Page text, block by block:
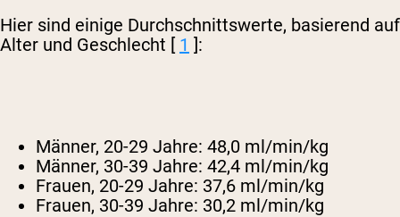
Hier sind einige Durchschnittswerte, basierend auf
Alter und Geschlecht [ 1 ]:
Männer, 20-29 Jahre: 48,0 ml/min/kg
Männer, 30-39 Jahre: 42,4 ml/min/kg
Frauen, 20-29 Jahre: 37,6 ml/min/kg
Frauen, 30-39 Jahre: 30,2 ml/min/kg